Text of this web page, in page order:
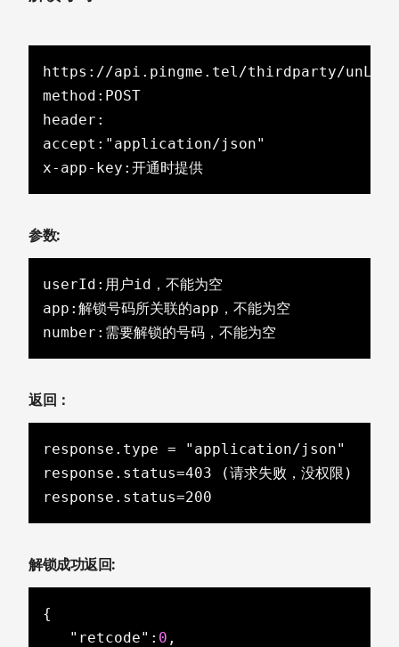
https://api.pingme.tel/thirdparty/
method:POST
header:
accept:"application/json"
x-app-key:开通时提供
参数:
userId:用户id，不能为空
app:解锁号码所关联的app，不能为空
number:需要解锁的号码，不能为空
返回：
response.type = "application/json"
response.status=403 (请求失败，没权限)
response.status=200
解锁成功返回:
{
"retcode" : 0 ,